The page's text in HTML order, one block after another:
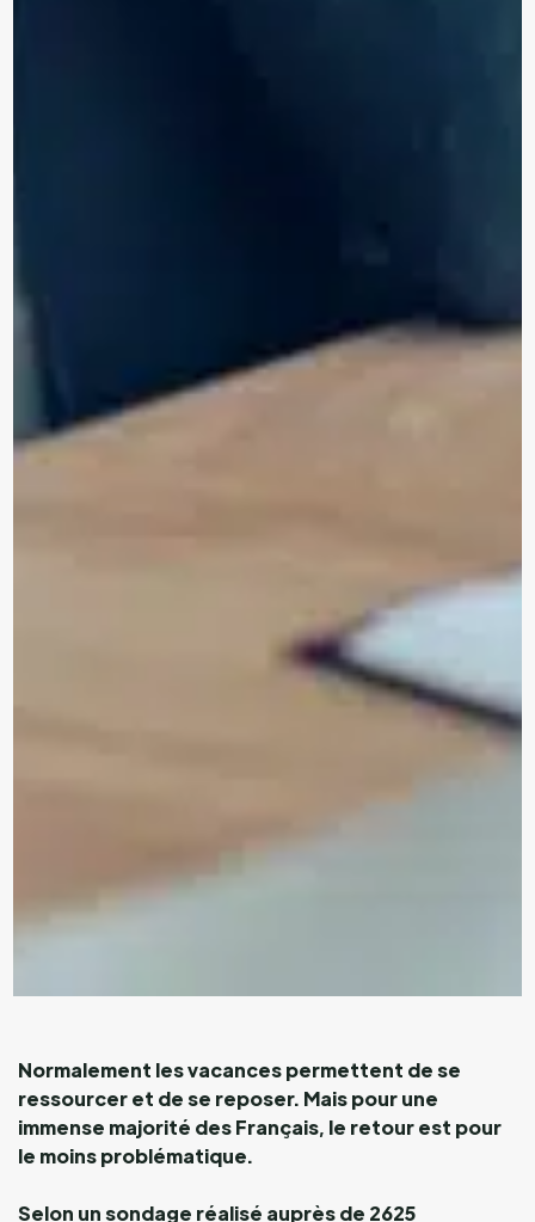
Normalement les vacances permettent de se
ressourcer et de se reposer. Mais pour une
immense majorité des Français, le retour est pour
le moins problématique.
Selon un sondage réalisé auprès de 2625